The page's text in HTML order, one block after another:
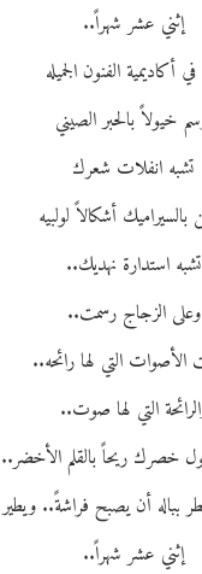
إثني عشر شهراً..
في أكاديمية الفنون الجميله
خيولاً بالحبر الصيني
تشبه انفلات شعرك
بالسيراميك أشكالاً لولبيه
تشبه استدارة نهديك..
وعلى الزجاج رسمت..
التي لها رائحه..
التي لها صوت..
خصرك ريحاً بالقلم الأخضر..
بباله أن يصبح فراشةً.. ويطير
إثني عشر شهراً..